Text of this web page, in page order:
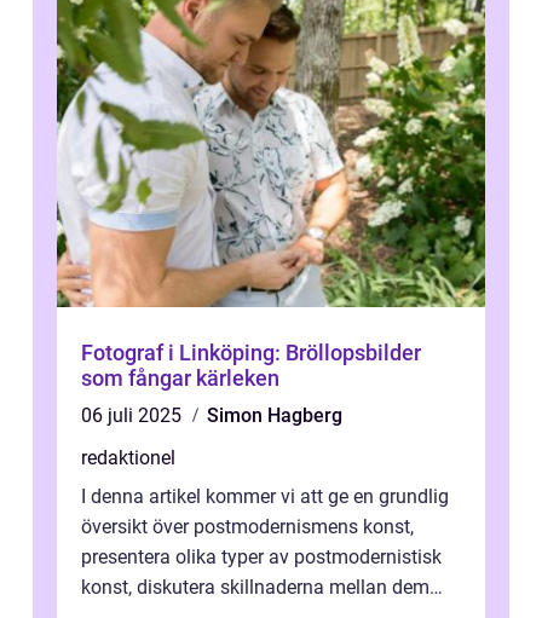
Fotograf i Linköping: Bröllopsbilder
som fångar kärleken
06 juli 2025
Simon Hagberg
redaktionel
I denna artikel kommer vi att ge en grundlig
översikt över postmodernismens konst,
presentera olika typer av postmodernistisk
konst, diskutera skillnaderna mellan dem